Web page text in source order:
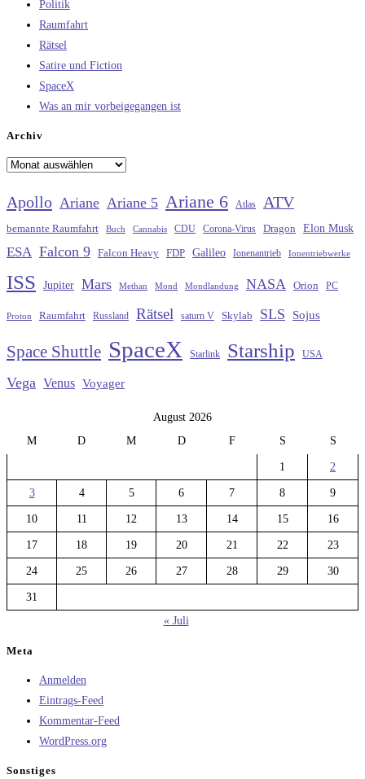
Politik
Raumfahrt
Rätsel
Satire und Fiction
SpaceX
Was an mir vorbeigegangen ist
Archiv
Archiv
Apollo Ariane Ariane 5 Ariane 6 Atlas ATV
bemannte Raumfahrt Buch Cannabis CDU Corona-Virus Dragon Elon Musk
ESA Falcon 9 Falcon Heavy FDP Galileo Ionenantrieb Ionentriebwerke
ISS Jupiter Mars Methan Mond Mondlandung NASA Orion PC
Proton Raumfahrt Russland Rätsel saturn V Skylab SLS Sojus
Space Shuttle SpaceX Starlink Starship USA
Vega Venus Voyager
August 2026
M
D M D F S S
1 2
3 4 5 6 7 8 9
10 11 12 13 14 15 16
17 18 19 20 21 22 23
24 25 26 27 28 29 30
31
« Juli
Meta
Anmelden
Eintrags-Feed
Kommentar-Feed
WordPress.org
Sonstiges